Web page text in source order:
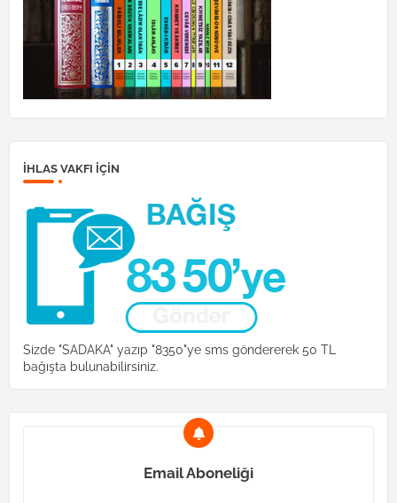
İHLAS VAKFI IÇIN
Sizde "SADAKA" yazıp "8350"ye sms göndererek 50 TL
bağışta bulunabilirsiniz.
Email Aboneliği